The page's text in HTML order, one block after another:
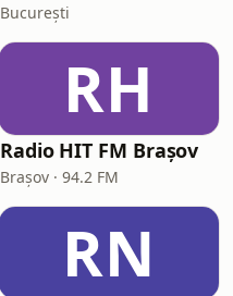
București
RH
Radio HIT FM Brașov
Brașov · 94.2 FM
RN